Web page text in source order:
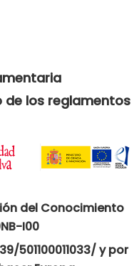
los reglamentos
del Conocimiento
I00
501100011033/ y por